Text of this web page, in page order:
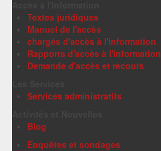
Textes juridiques
Manuel de l'accès
chargés d'accès à l'information
Rapports d'accès à l'information
Demande d'accès et recours
Services administratifs
Blog
Enquêtes et sondages